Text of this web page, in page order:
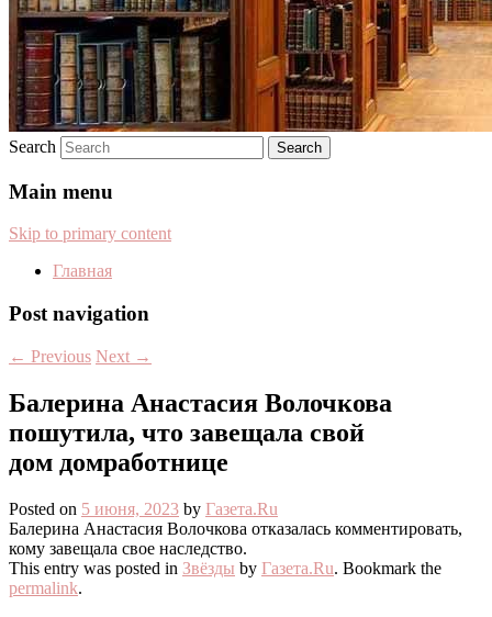
Search
Main menu
Skip to primary content
Главная
Post navigation
← Previous Next →
Балерина Анастасия Волочкова
пошутила, что завещала свой
дом домработнице
Posted on 5 июня, 2023 by Газета.Ru
Балерина Анастасия Волочкова отказалась комментировать,
кому завещала свое наследство.
This entry was posted in Звёзды by Газета.Ru. Bookmark the
permalink.